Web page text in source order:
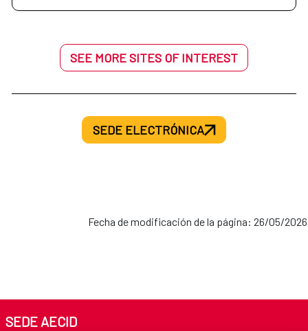
SEE MORE SITES OF INTEREST
SEDE ELECTRÓNICA
Fecha de modificación de la página: 26/05/2026
SEDE AECID